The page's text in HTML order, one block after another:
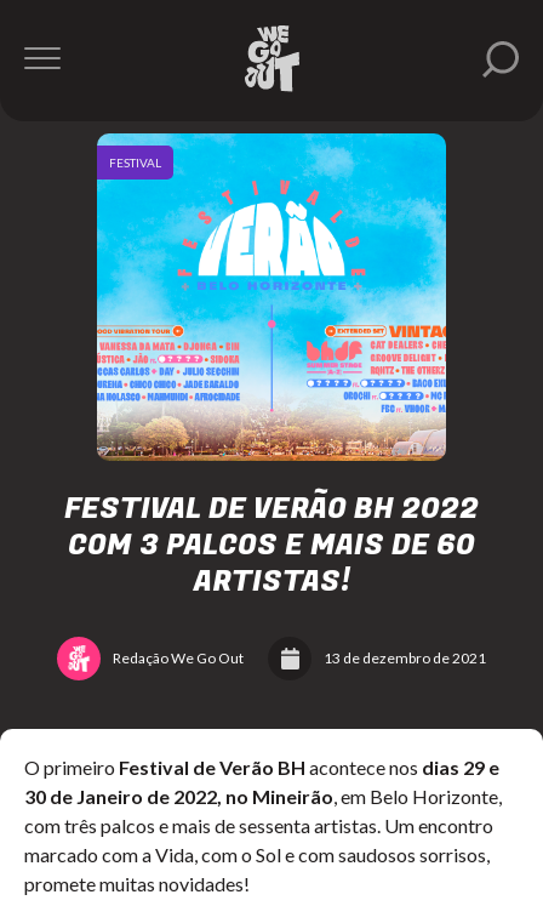
FESTIVAL DE VERÃO BH 2022
COM 3 PALCOS E MAIS DE 60
ARTISTAS!
Redação We Go Out 13 de dezembro de 2021
FESTIVAL
O primeiro Festival de Verão BH acontece nos dias 29 e
30 de Janeiro de 2022, no Mineirão, em Belo Horizonte,
com três palcos e mais de sessenta artistas. Um encontro
marcado com a Vida, com o Sol e com saudosos sorrisos,
promete muitas novidades!